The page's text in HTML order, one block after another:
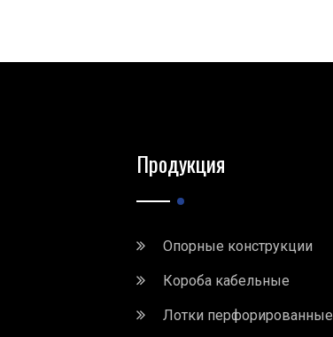
Продукция
Опорные конструкции
Короба кабельные
Лотки перфорированные